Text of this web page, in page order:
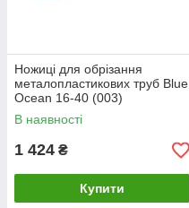
Ножиці для обрізання
металопластикових труб Blue
Ocean 16-40 (003)
В наявності
1 424 ₴
Купити